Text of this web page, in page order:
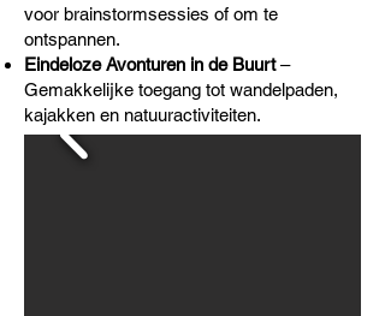
voor brainstormsessies of om te
ontspannen.
Eindeloze Avonturen in de Buurt–
Gemakkelijke toegang tot wandelpaden,
kajakken en natuuractiviteiten.